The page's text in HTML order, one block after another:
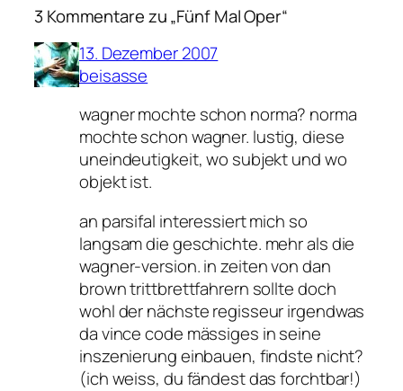
3 Kommentare zu „Fünf Mal Oper“
13. Dezember 2007
beisasse
wagner mochte schon norma? norma
mochte schon wagner. lustig, diese
uneindeutigkeit, wo subjekt und wo
objekt ist.
an parsifal interessiert mich so
langsam die geschichte. mehr als die
wagner-version. in zeiten von dan
brown trittbrettfahrern sollte doch
wohl der nächste regisseur irgendwas
da vince code mässiges in seine
inszenierung einbauen, findste nicht?
(ich weiss, du fändest das forchtbar!)